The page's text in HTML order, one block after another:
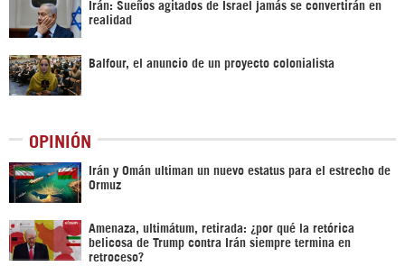
Irán: Sueños agitados de Israel jamás se convertirán en
realidad
Balfour, el anuncio de un proyecto colonialista
OPINIÓN
Irán y Omán ultiman un nuevo estatus para el estrecho de
Ormuz
Amenaza, ultimátum, retirada: ¿por qué la retórica
belicosa de Trump contra Irán siempre termina en
retroceso?